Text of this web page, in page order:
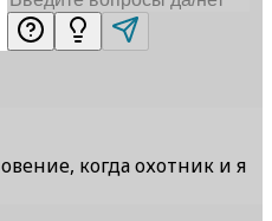
когда охотник и я